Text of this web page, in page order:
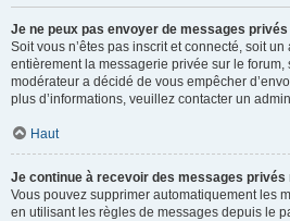
Je ne peux pas envoyer de messages privés
Soit vous n’êtes pas inscrit et connecté, soit
entièrement la messagerie privée sur le forum,
modérateur a décidé de vous empêcher
plus d’informations, veuillez contacter un
Haut
Je continue à recevoir des messages privés
Vous pouvez supprimer automatiquement les
en utilisant les règles de messages depuis le